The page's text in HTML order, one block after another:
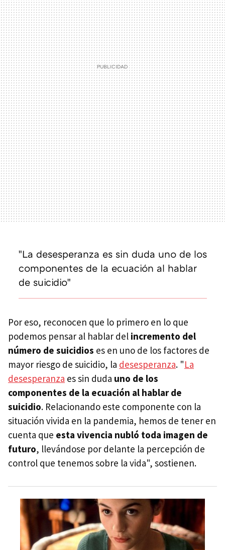
"La desesperanza es sin duda uno de los
componentes de la ecuación al hablar
de suicidio"
Por eso, reconocen que lo primero en lo que
podemos pensar al hablar del incremento del
número de suicidios es en uno de los factores de
mayor riesgo de suicidio, la desesperanza. "La
desesperanza es sin duda uno de los
componentes de la ecuación al hablar de
suicidio. Relacionando este componente con la
situación vivida en la pandemia, hemos de tener en
cuenta que esta vivencia nubló toda imagen de
futuro, llevándose por delante la percepción de
control que tenemos sobre la vida", sostienen.